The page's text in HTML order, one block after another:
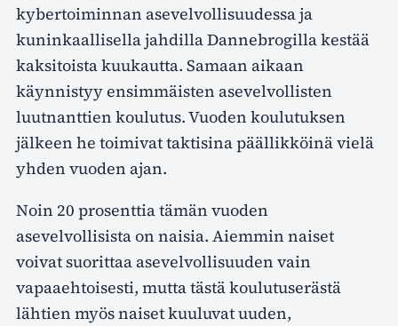
kybertoiminnan asevelvollisuudessa ja
kuninkaallisella jahdilla Dannebrogilla kestää
kaksitoista kuukautta. Samaan aikaan
käynnistyy ensimmäisten asevelvollisten
luutnanttien koulutus. Vuoden koulutuksen
jälkeen he toimivat taktisina päällikköinä vielä
yhden vuoden ajan.
Noin 20 prosenttia tämän vuoden
asevelvollisista on naisia. Aiemmin naiset
voivat suorittaa asevelvollisuuden vain
vapaaehtoisesti, mutta tästä koulutuserästä
lähtien myös naiset kuuluvat uuden,